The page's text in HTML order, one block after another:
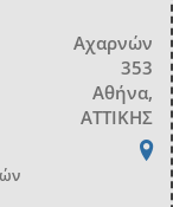
Αχαρνών
353
Αθήνα,
ΑΤΤΙΚΗΣ